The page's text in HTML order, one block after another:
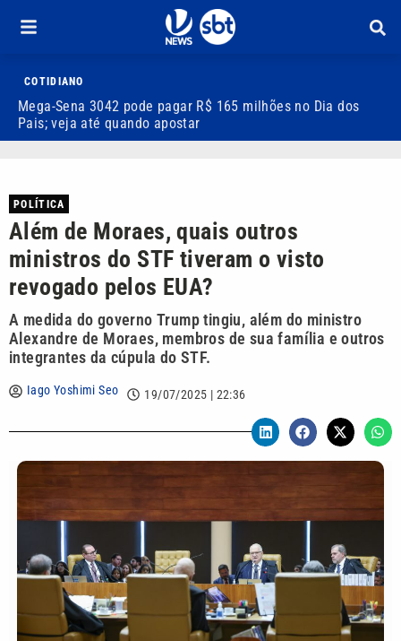
COTIDIANO
Mega-Sena 3042 pode pagar R$ 165 milhões no Dia dos
Pais; veja até quando apostar
POLÍTICA
Além de Moraes, quais outros
ministros do STF tiveram o visto
revogado pelos EUA?
A medida do governo Trump tingiu, além do ministro
Alexandre de Moraes, membros de sua família e outros
integrantes da cúpula do STF.
Iago Yoshimi Seo 19/07/2025 | 22:36